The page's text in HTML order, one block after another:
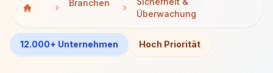
Branchen
Überwachung
12.000+ Unternehmen Hoch Priorität